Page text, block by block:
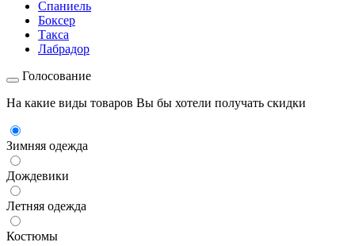
Спаниель
Боксер
Такса
Лабрадор
Голосование
На какие виды товаров Вы бы хотели получать скидки
Зимняя одежда
Дождевики
Летняя одежда
Костюмы